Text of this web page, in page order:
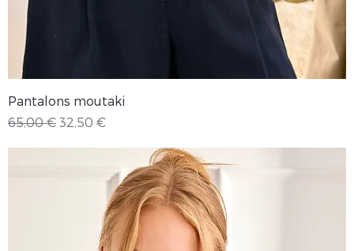
Pantalons moutaki
Precio
65,00 € Precio de oferta
32,50 €